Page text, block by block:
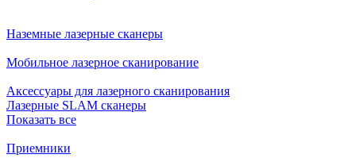
Наземные лазерные сканеры
Мобильное лазерное сканирование
Аксессуары для лазерного сканирования
Лазерные SLAM сканеры
Показать все
Приемники